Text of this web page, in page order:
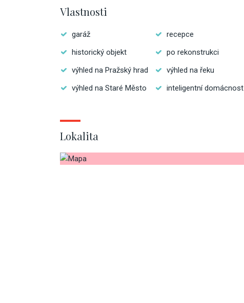
Vlastnosti
garáž
recepce
historický objekt
po rekonstrukci
výhled na Pražský hrad
výhled na řeku
výhled na Staré Město
inteligentní domácnost
Lokalita